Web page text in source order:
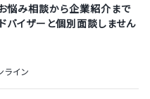
悩み相談から企業紹介まで
バイザーと個別面談しません
ライン